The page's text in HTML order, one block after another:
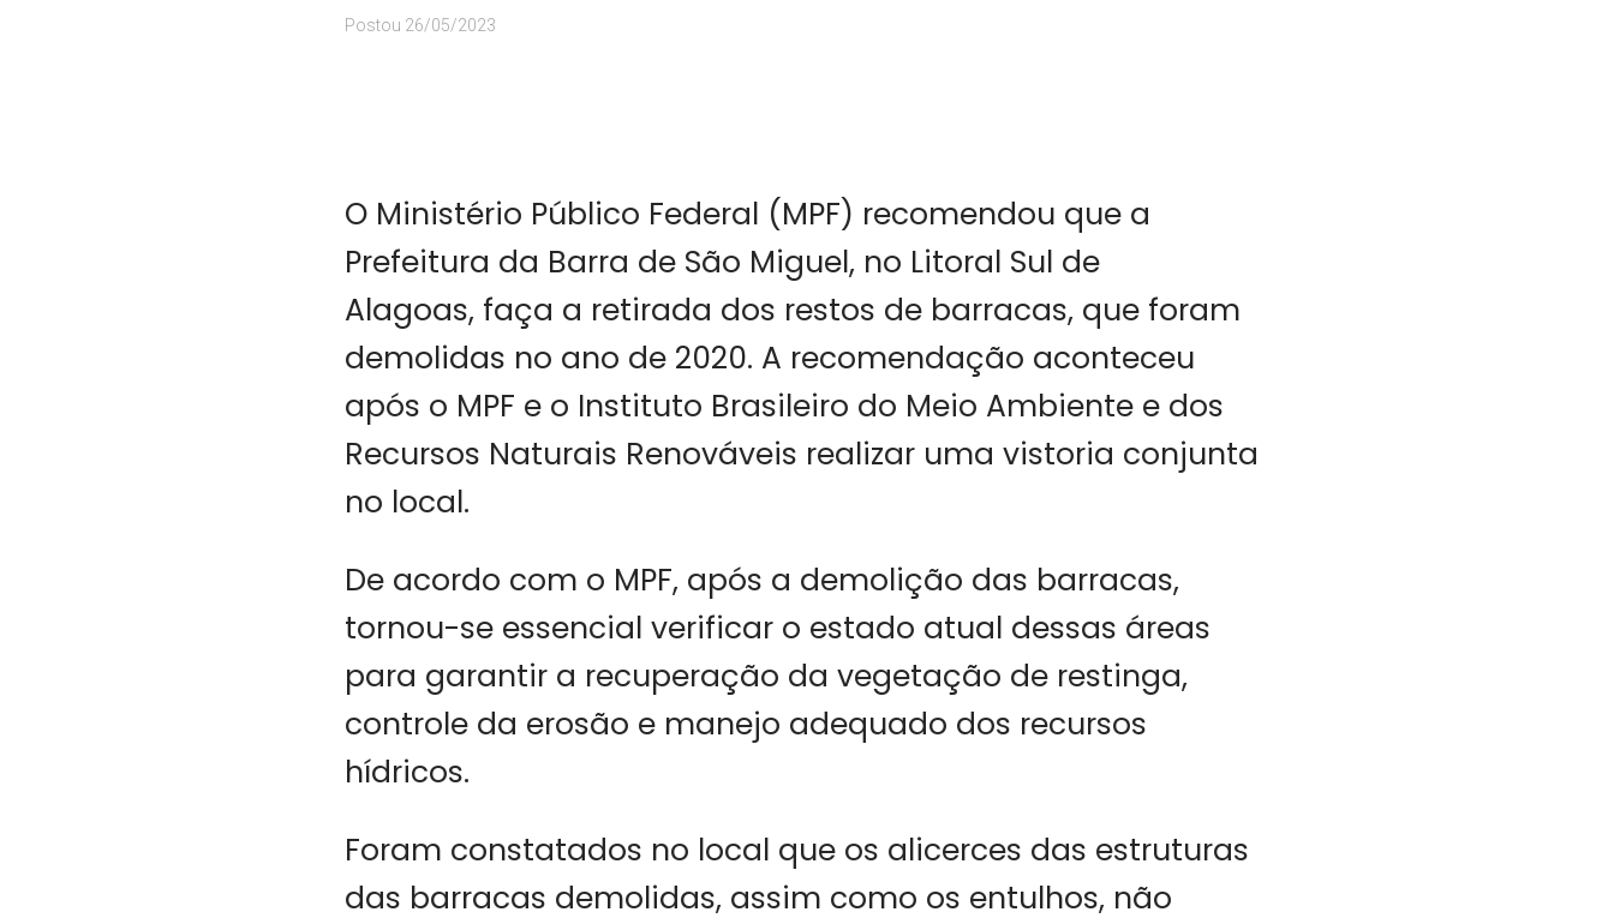
Postou 26/05/2023
O Ministério Público Federal (MPF) recomendou que a
Prefeitura da Barra de São Miguel, no Litoral Sul de
Alagoas, faça a retirada dos restos de barracas, que foram
demolidas no ano de 2020. A recomendação aconteceu
após o MPF e o Instituto Brasileiro do Meio Ambiente e dos
Recursos Naturais Renováveis realizar uma vistoria conjunta
no local.
De acordo com o MPF, após a demolição das barracas,
tornou-se essencial verificar o estado atual dessas áreas
para garantir a recuperação da vegetação de restinga,
controle da erosão e manejo adequado dos recursos
hídricos.
Foram constatados no local que os alicerces das estruturas
das barracas demolidas, assim como os entulhos, não